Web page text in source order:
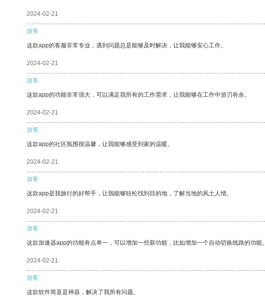
2024-02-21
游客
这款app的客服非常专业，遇到问题总是能够及时解决，让我能够安心工作。
2024-02-21
游客
这款app的功能非常强大，可以满足我所有的工作需求，让我能够在工作中游刃有余。
2024-02-21
游客
这款app的社区氛围很温馨，让我能够感受到家的温暖。
2024-02-21
游客
这款app是我旅行的好帮手，让我能够轻松找到目的地，了解当地的风土人情。
2024-02-21
游客
这款加速器app的功能有点单一，可以增加一些新功能，比如增加一个自动切换线路的功能。
2024-02-21
游客
这款软件简直是神器，解决了我所有问题。